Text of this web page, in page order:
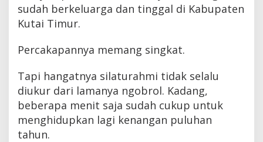
sudah berkeluarga dan tinggal di Kabupaten
Kutai Timur.
Percakapannya memang singkat.
Tapi hangatnya silaturahmi tidak selalu
diukur dari lamanya ngobrol. Kadang,
beberapa menit saja sudah cukup untuk
menghidupkan lagi kenangan puluhan
tahun.